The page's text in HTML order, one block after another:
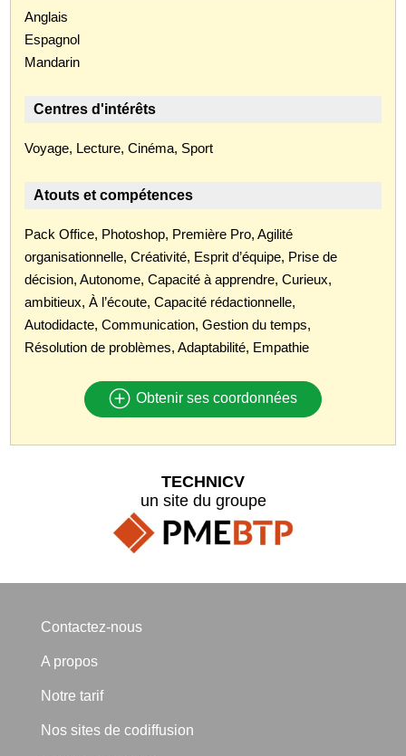
Anglais
Espagnol
Mandarin
Centres d'intérêts
Voyage, Lecture, Cinéma, Sport
Atouts et compétences
Pack Office, Photoshop, Première Pro, Agilité
organisationnelle, Créativité, Esprit d’équipe, Prise de
décision, Autonome, Capacité à apprendre, Curieux,
ambitieux, À l’écoute, Capacité rédactionnelle,
Autodidacte, Communication, Gestion du temps,
Résolution de problèmes, Adaptabilité, Empathie
Obtenir ses coordonnées
TECHNICV
un site du groupe
Contactez-nous
A propos
Notre tarif
Nos sites de codiffusion